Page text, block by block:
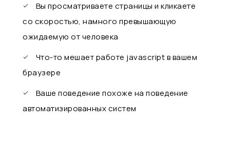
Вы просматриваете страницы и кликаете
со скоростью, намного превышающую
ожидаемую от человека
Что-то мешает работе javascript в вашем
браузере
Ваше поведение похоже на поведение
автоматизированных систем